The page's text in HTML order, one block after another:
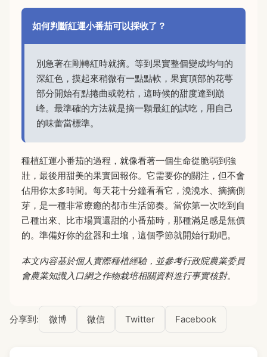
如何判斷紅運小番茄可以採收了？
別急著在剛轉紅時就摘。等到果實整個變成均勻的
深紅色，摸起來稍微有一點點軟，果實頂部的花萼
部分開始有點捲曲或乾枯，這時候的甜度達到巔
峰。最準確的方法就是摘一顆最紅的試吃，用自己
的味蕾當標準。
種植紅運小番茄的過程，就像看著一個生命從脆弱到強
壯，最後用甜美的果實回報你。它需要你的關注，但不會
佔用你太多時間。每天花十分鐘看看它，澆澆水、摘摘側
芽，是一種非常療癒的都市生活節奏。當你第一次吃到自
己種出來、比市場買還甜的小番茄時，那種滿足感是無價
的。準備好你的盆器和土壤，這個季節就開始行動吧。
本文內容基於個人實際種植經驗，並參考行政院農業委員
會農業知識入口網之作物栽培相關資料進行事實核對。
分享到: 微博 微信 Twitter Facebook